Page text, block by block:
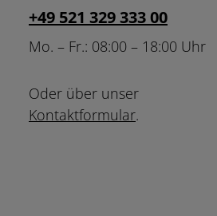
+49 521 329 333 00
Mo. – Fr.: 08:00 – 18:00 Uhr
Oder über unser
Kontaktformular.